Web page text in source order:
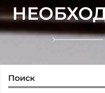
Поиск